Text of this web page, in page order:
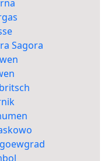
Sagora